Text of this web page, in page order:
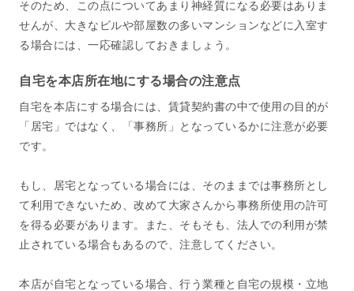
そのため、この点についてあまり神経質になる必要はありま
せんが、大きなビルや部屋数の多いマンションなどに入室す
る場合には、一応確認しておきましょう。
自宅を本店所在地にする場合の注意点
自宅を本店にする場合には、賃貸契約書の中で使用の目的が
「居宅」ではなく、「事務所」となっているかに注意が必要
です。
もし、居宅となっている場合には、そのままでは事務所とし
て利用できないため、改めて大家さんから事務所使用の許可
を得る必要があります。また、そもそも、法人での利用が禁
止されている場合もあるので、注意してください。
本店が自宅となっている場合、行う業種と自宅の規模・立地